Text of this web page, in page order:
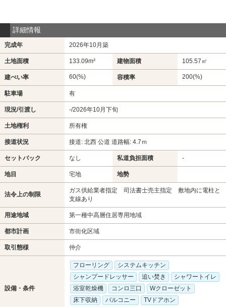
詳細情報
完成年 2026年10月築
土地面積 133.09m² 建物面積 105.57㎡
建ぺい率 60(%) 容積率 200(%)
駐車場 有
現況/引渡し -/2026年10月下旬
土地権利 所有権
接道状況 接道: 北西 公道 道路幅: 4.7ｍ
セットバック なし 私道負担面積 -
地目 宅地 地勢
法令上の制限
ガス供給業者指定 司法書士売主指定 敷地内に電柱と
支線あり
用途地域 第一種中高層住居専用地域
都市計画 市街化区域
取引態様 仲介
設備・条件
フローリング
システムキッチン
シャンプードレッサー
追い焚き
シャワートイレ
浴室乾燥機
コンロ三口
Wクローゼット
床下収納
バルコニー
TVドアホン